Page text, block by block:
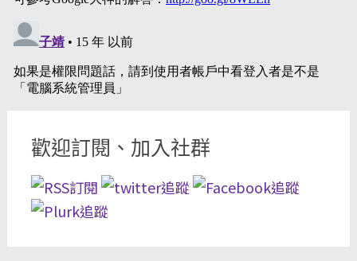
歡迎訂閱、加入社群